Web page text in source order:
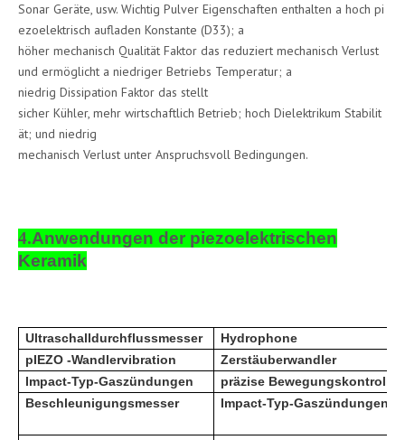
Sonar Geräte, usw. Wichtig Pulver Eigenschaften enthalten a hoch pi
ezoelektrisch aufladen Konstante (D33); a
höher mechanisch Qualität Faktor das reduziert mechanisch Verlust
und ermöglicht a niedriger Betriebs Temperatur; a
niedrig Dissipation Faktor das stellt
sicher Kühler, mehr wirtschaftlich Betrieb; hoch Dielektrikum Stabilit
ät; und niedrig
mechanisch Verlust unter Anspruchsvoll Bedingungen.
4.Anwendungen der piezoelektrischen
Keramik
Ultraschalldurchflussmesser
Hydrophone
pIEZO -Wandlervibration
Zerstäuberwandler
Impact-Typ-Gaszündungen
präzise Bewegungskontrolle
Beschleunigungsmesser
Impact-Typ-Gaszündungen